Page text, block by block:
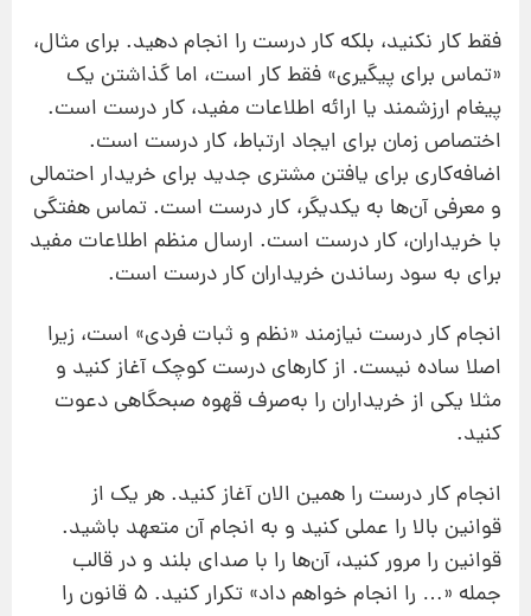
فقط کار نکنید، بلکه کار درست را انجام دهید. برای مثال،
«تماس برای پیگیری» فقط کار است، اما گذاشتن یک
پیغام ارزشمند یا ارائه اطلاعات مفید، کار درست است.
اختصاص زمان برای ایجاد ارتباط، کار درست است.
اضافه‌کاری برای یافتن مشتری جدید برای خریدار احتمالی
و معرفی آن‌ها به یکدیگر، کار درست است. تماس هفتگی
با خریداران، کار درست است. ارسال منظم اطلاعات مفید
برای به سود رساندن خریداران کار درست است.
انجام کار درست نیازمند «نظم و ثبات فردی» است، زیرا
اصلا ساده نیست. از کارهای درست کوچک آغاز کنید و
مثلا یکی از خریداران را به‌صرف قهوه صبحگاهی دعوت
کنید.
انجام کار درست را همین الان آغاز کنید. هر یک از
قوانین بالا را عملی کنید و به انجام آن متعهد باشید.
قوانین را مرور کنید، آن‌ها را با صدای بلند و در قالب
جمله «… را انجام خواهم داد» تکرار کنید. 5 قانون را